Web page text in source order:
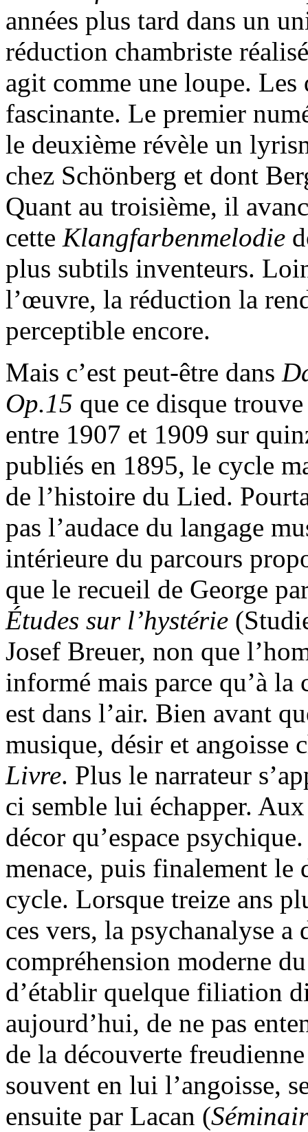
années plus tard dans un
réduction chambriste
agit comme une loupe. Les
fascinante. Le premier
le deuxième révèle un
chez Schönberg et dont
Quant au troisième, il
cette Klangfarbenmelodie
plus subtils inventeurs.
l’œuvre, la réduction la
perceptible encore.
Mais c’est peut-être dans
Op.15 que ce disque
entre 1907 et 1909 sur
publiés en 1895, le cycle
de l’histoire du Lied.
pas l’audace du langage
intérieure du parcours
que le recueil de George
Études sur l’hystérie
Josef Breuer, non que
informé mais parce qu’à
est dans l’air. Bien avant
musique, désir et angoisse
Livre. Plus le narrateur
ci semble lui échapper.
décor qu’espace
menace, puis finalement le
cycle. Lorsque treize ans
ces vers, la psychanalyse
compréhension moderne
d’établir quelque filiation
aujourd’hui, de ne pas
de la découverte
souvent en lui l’angoisse,
ensuite par Lacan (